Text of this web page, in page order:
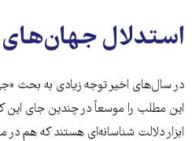
استدلال
در سال‌های اخیر توجه زیادی به بحث
این مطلب را موسعاً در چندین جای